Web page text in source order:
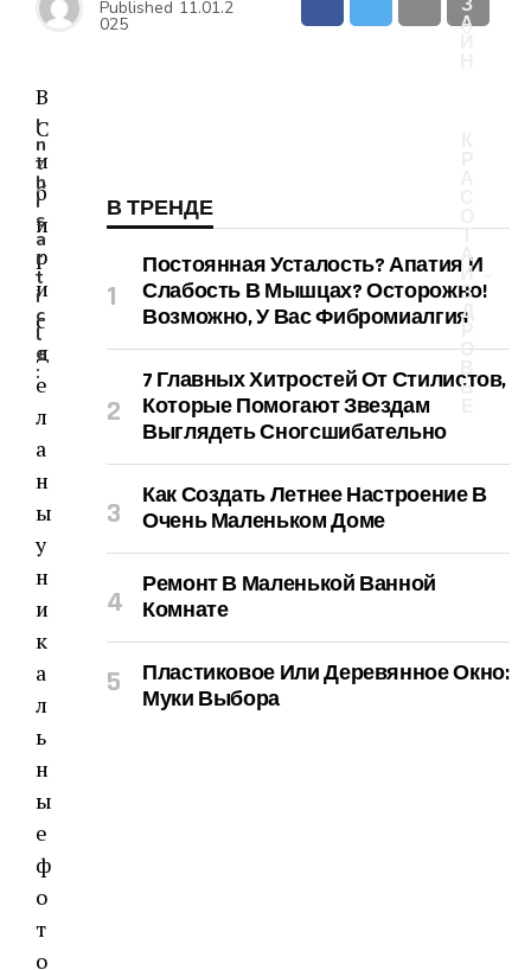
З
А
Т
А
И
З
Д
О
В
Ь
Published 11.01.2
025
В
С
и
б
и
р
и
с
д
е
л
а
н
ы
у
н
и
к
а
л
ь
н
ы
е
ф
о
т
о
I
n
t
h
i
s
a
r
t
i
c
l
e
:
В ТРЕНДЕ
Постоянная Усталость? Апатия И
Слабость В Мышцах? Осторожно!
Возможно, У Вас Фибромиалгия
7 Главных Хитростей От Стилистов,
Которые Помогают Звездам
Выглядеть Сногсшибательно
Как Создать Летнее Настроение В
Очень Маленьком Доме
Ремонт В Маленькой Ванной
Комнате
Пластиковое Или Деревянное Окно:
Муки Выбора